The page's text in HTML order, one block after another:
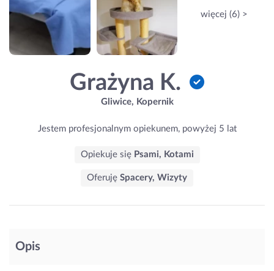
więcej (6) >
Grażyna K.
Gliwice, Kopernik
Jestem profesjonalnym opiekunem, powyżej 5 lat
Opiekuje się Psami, Kotami
Oferuję Spacery, Wizyty
Opis